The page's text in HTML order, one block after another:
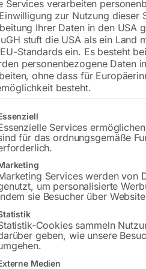
Bohrung
Gitter
€
inkl. MwSt.
Bitte
Services verarbeiten
zur Nutzung dieser
Ihrer Daten in den USA
stuft die USA als ein Land
Standards ein. Es besteht
personenbezogene Daten
ohne dass für
besteht.
eine Liste der Service-Gruppen,
Services
für das ordnungsgemäße
Services werden von
um personalisierte
sie Besucher über
Cookies sammeln
geben, wie unsere
Medien